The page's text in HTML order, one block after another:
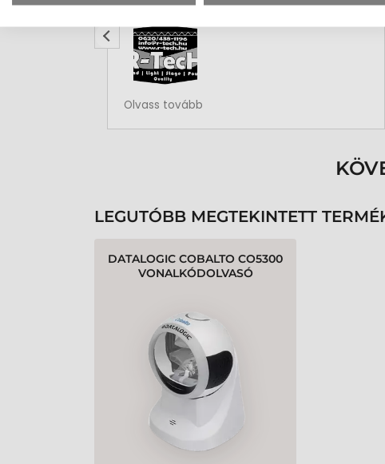
Rendben volt a rendelésem
Olvass tovább
LEGUTÓBB MEGTEKINTETT
DATALOGIC COBALTO CO5300
VONALKÓDOLVASÓ